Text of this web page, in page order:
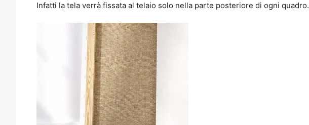
Infatti la tela verrà fissata al telaio solo nella parte posteriore di ogni quadro.